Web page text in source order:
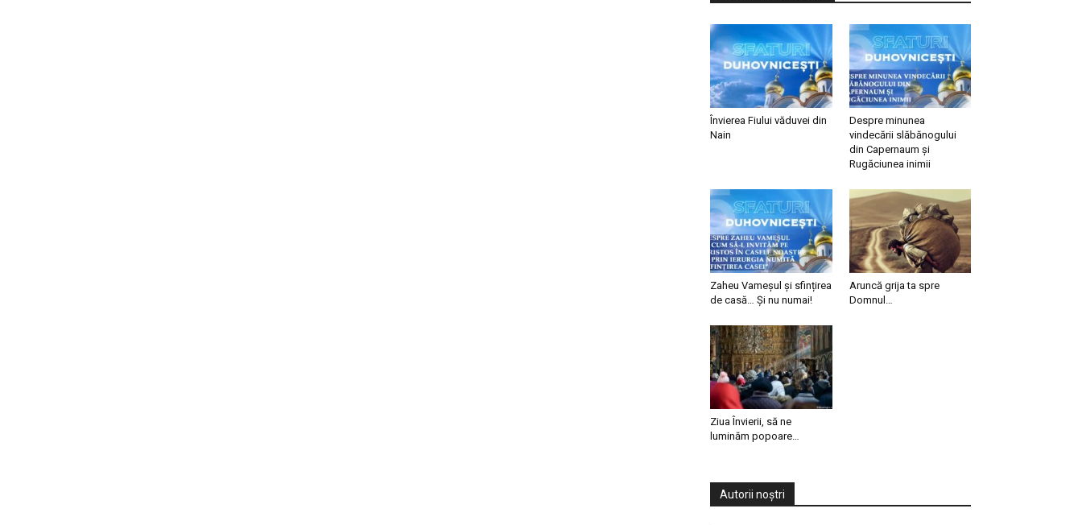
Învierea Fiului văduvei din
Nain
Despre minunea
vindecării slăbănogului
din Capernaum și
Rugăciunea inimii
Zaheu Vameșul și sfințirea
de casă… Și nu numai!
Aruncă grija ta spre
Domnul…
Ziua Învierii, să ne
luminăm popoare…
Autorii noștri